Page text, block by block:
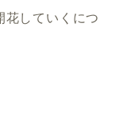
花していくにつ